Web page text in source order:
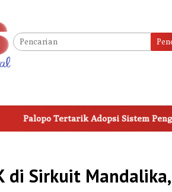
Tertarik Adopsi Sistem Pengelolaan
di Sirkuit